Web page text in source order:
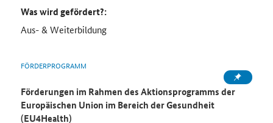
Was wird gefördert?:
Aus- & Weiterbildung
FÖRDERPROGRAMM
Förderungen im Rahmen des Aktionsprogramms der
Europäischen Union im Bereich der Gesundheit
(EU4Health)